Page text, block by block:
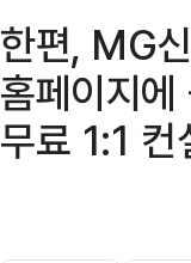
한편, MG
홈페이지
무료 1:1